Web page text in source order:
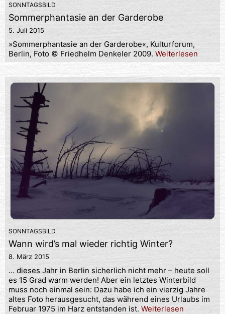
SONNTAGSBILD
Sommerphantasie an der Garderobe
5. Juli 2015
»Sommerphantasie an der Garderobe«, Kulturforum,
Berlin, Foto © Friedhelm Denkeler 2009. Weiterlesen
SONNTAGSBILD
Wann wird’s mal wieder richtig Winter?
8. März 2015
… dieses Jahr in Berlin sicherlich nicht mehr – heute soll
es 15 Grad warm werden! Aber ein letztes Winterbild
muss noch einmal sein: Dazu habe ich ein vierzig Jahre
altes Foto herausgesucht, das während eines Urlaubs im
Februar 1975 im Harz entstanden ist. Weiterlesen